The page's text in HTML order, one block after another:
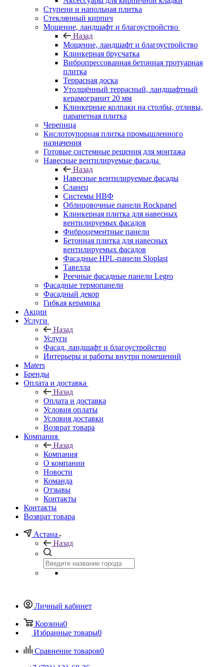
Ступени и напольная плитка
Cтеклянный кирпич
Мощение, ландшафт и благоустройство
Назад
Мощение, ландшафт и благоустройство
Клинкерная брусчатка
Вибропрессованная бетонная тротуарная
плитка
Террасная доска
Утолщённый террасный, ландшафтный
керамогранит 20 мм
Клинкерные колпаки на столбы, отливы,
парапетная плитка
Черепица
Кислотоупорная плитка промышленного
назначения
Готовые системные решения для монтажа
Навесные вентилируемые фасады
Назад
Навесные вентилируемые фасады
Сланец
Системы НВФ
Облицовочные панели Rockpanel
Клинкерная плитка для навесных
вентилируемых фасадов
Фиброцементные панели
Бетонная плитка для навесных
вентилируемых фасадов
Фасадные HPL-панели Sloplast
Тавелла
Реечные фасадные панели Legro
Фасадные термопанели
Фасадный декор
Гибкая керамика
Акции
Услуги
Назад
Услуги
Фасад, ландшафт и благоустройство
Интерьеры и работы внутри помещений
Maters
Бренды
Оплата и доставка
Назад
Оплата и доставка
Условия оплаты
Условия доставки
Возврат товара
Компания
Назад
Компания
О компании
Новости
Команда
Отзывы
Контакты
Контакты
Возврат товара
Астана
Назад
Личный кабинет
Корзина0
Избранные товары0
Сравнение товаров0